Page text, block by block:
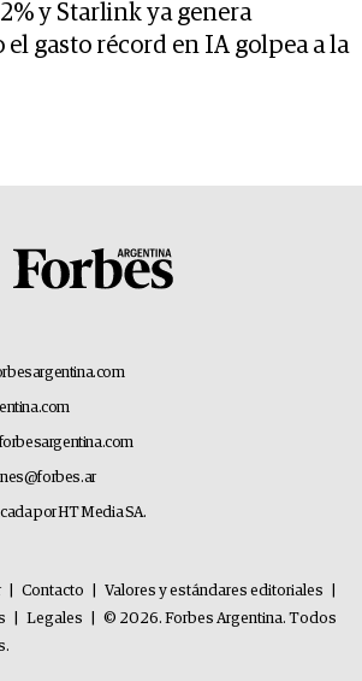
y Starlink ya genera
el gasto récord en IA golpea a la
por HT Media SA.
Contacto Valores y estándares editoriales
Legales
© 2026. Forbes Argentina. Todos